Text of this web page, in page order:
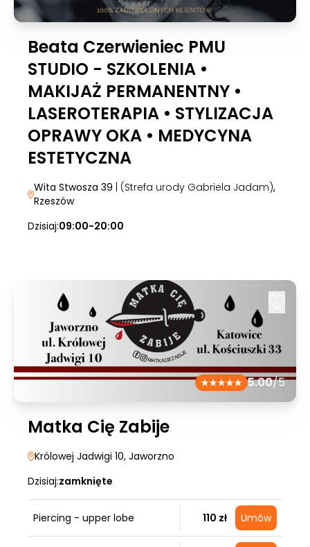
Beata Czerwieniec PMU
STUDIO - SZKOLENIA •
MAKIJAŻ PERMANENTNY •
LASEROTERAPIA • STYLIZACJA
OPRAWY OKA • MEDYCYNA
ESTETYCZNA
Wita Stwosza 39 | (Strefa urody Gabriela Jadam),
Rzeszów
Dzisiaj:09:00-20:00
5.00/5
Matka Cię Zabije
Królowej Jadwigi 10, Jaworzno
Dzisiaj:zamknięte
Piercing - upper lobe 110 zł Umów